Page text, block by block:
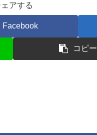
アする
Facebook
コピー